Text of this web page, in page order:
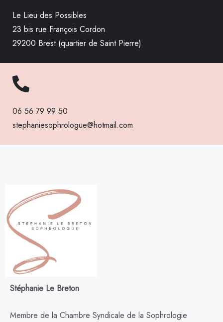
Le Lieu des Possibles
23 bis rue François Cordon
29200 Brest (quartier de Saint Pierre)
06 56 79 99 50
stephaniesophrologue@hotmail.com
Stéphanie Le Breton
Membre de la Chambre Syndicale de la Sophrologie